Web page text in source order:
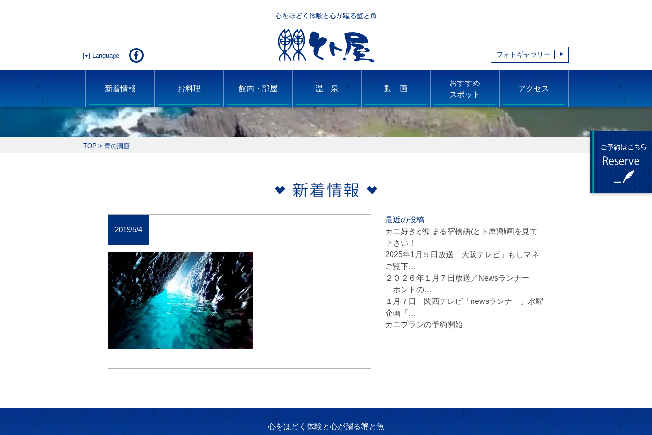
Language フォトギャラリー
新着情報 お料理 館内・部屋 温 泉 動 画
おすすめ
スポット
アクセス
TOP > 青の洞窟
2019/5/4
最近の投稿
カニ好きが集まる宿物語(とト屋)動画を見て
下さい！
2025年1月５日放送「大阪テレビ」もしマネ
ご覧下…
２０２６年１月７日放送／Newsランナー
「ホントの…
１月７日 関西テレビ「newsランナー」水曜
企画「…
カニプランの予約開始